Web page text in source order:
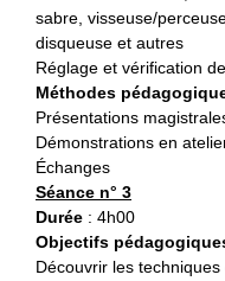
sabre, visseuse/
disqueuse et autres
Réglage et vérification
Méthodes
Présentations
Démonstrations en
Échanges
Séance n° 3
Durée : 4h00
Objectifs
Découvrir les